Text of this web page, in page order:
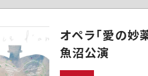
オペラ「愛の妙
魚沼公演